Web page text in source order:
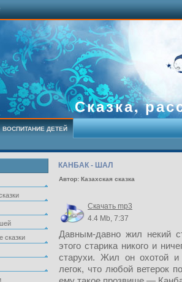
Сказка,
ВОСПИТАНИЕ ДЕТЕЙ
сказки
КАНБАК - ШАЛ
Автор: Казахская сказка
Скачать mp3
4.4 Mb, 7:37
Давным-давно жил некий
этого старика никого и
старухи. Жил он охотой и
легок, что любой ветерок